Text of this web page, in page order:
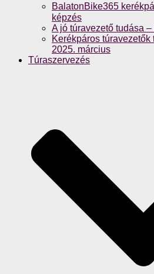
BalatonBike365
képzés
A jó túravezető tudása
Kerékpáros
2025. március
Túraszervezés